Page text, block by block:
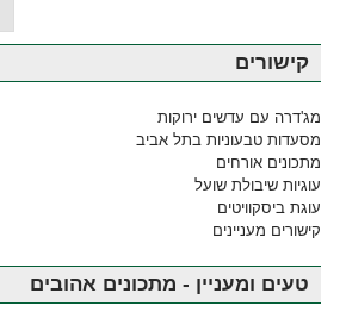
קישורים
מג'דרה עם עדשים ירוקות
מסעדות טבעוניות בתל אביב
מתכונים אורחים
עוגיות שיבולת שועל
עוגת ביסקוויטים
קישורים מעניינים
טעים ומעניין - מתכונים אהובים